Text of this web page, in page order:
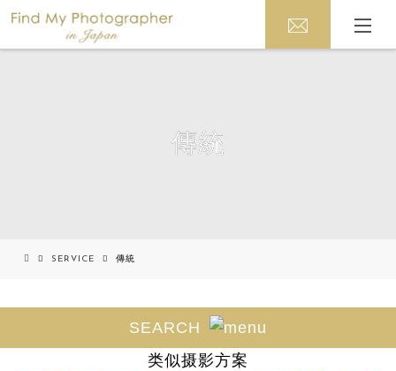
傳統
SERVICE 傳統
" 傳統"
类似摄影方案
SEARCH